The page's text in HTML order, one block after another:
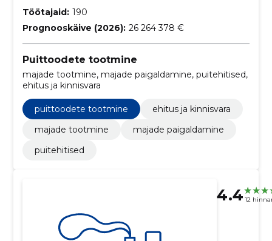
Töötajaid: 190
Prognooskäive (2026): 26 264 378 €
Puittoodete tootmine
majade tootmine, majade paigaldamine, puitehitised,
ehitus ja kinnisvara
puittoodete tootmine
ehitus ja kinnisvara
majade tootmine
majade paigaldamine
puitehitised
4.4 12